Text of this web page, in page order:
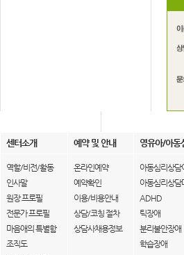
센터소개 예약 및 안내 영유아/아동
역할/비전/활동
인사말
원장 프로필
전문가 프로필
마음애의 특별함
조직도
온라인예약
예약확인
이용/비용안내
상담/코칭 절차
상담사채용정보
아동심리상담
아동심리상담
ADHD
틱장애
분리불안장애
학습장애